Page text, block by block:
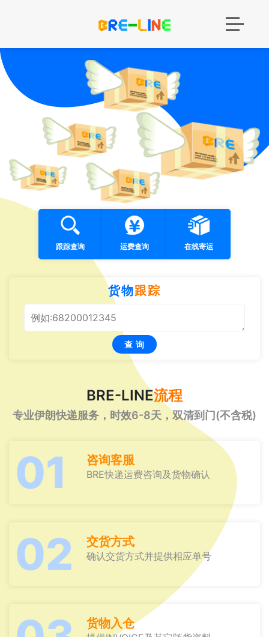
跟踪查询 运费查询 在线寄运
货物跟踪
查 询
BRE-LINE流程
专业伊朗快递服务，时效6-8天，双清到门(不含税)
01 咨询客服
BRE快递运费咨询及货物确认
02 交货方式
确认交货方式并提供相应单号
货物入仓